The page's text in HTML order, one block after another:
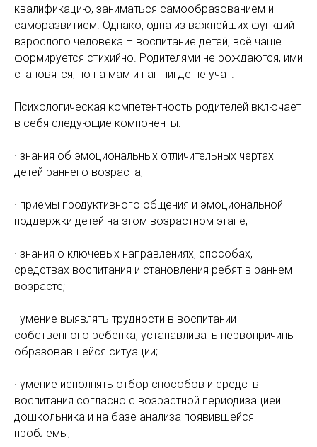
квалификацию, заниматься самообразованием и
саморазвитием. Однако, одна из важнейших функций
взрослого человека – воспитание детей, всё чаще
формируется стихийно. Родителями не рождаются, ими
становятся, но на мам и пап нигде не учат.
Психологическая компетентность родителей включает
в себя следующие компоненты:
· знания об эмоциональных отличительных чертах
детей раннего возраста,
· приемы продуктивного общения и эмоциональной
поддержки детей на этом возрастном этапе;
· знания о ключевых направлениях, способах,
средствах воспитания и становления ребят в раннем
возрасте;
· умение выявлять трудности в воспитании
собственного ребенка, устанавливать первопричины
образовавшейся ситуации;
· умение исполнять отбор способов и средств
воспитания согласно с возрастной периодизацией
дошкольника и на базе анализа появившейся
проблемы;